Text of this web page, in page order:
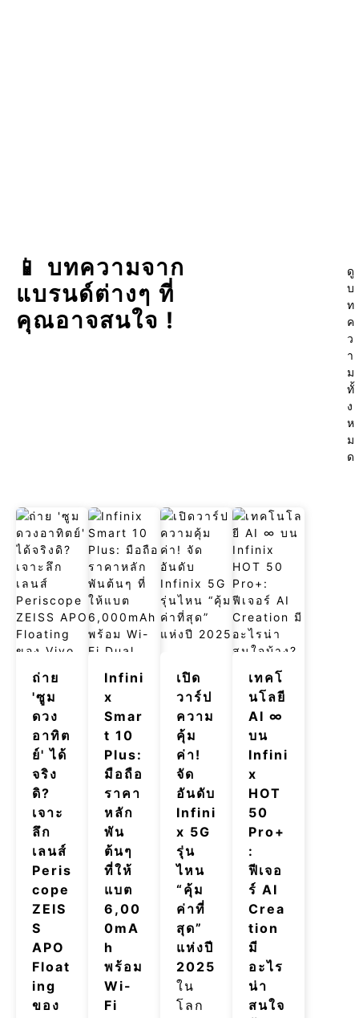
📱 บทความจาก
แบรนด์ต่างๆ ที่
คุณอาจสนใจ !
ดู
บ
ท
ค
ว
า
ม
ทั้
ง
ห
ม
ด
ถ่าย
'ซูม
ดวง
อาทิต
ย์' ได้
จริง
ดิ?
เจาะ
ลึก
เลนส์
Peris
cope
ZEIS
S
APO
Float
ing
ของ
Infini
x
Smar
t 10
Plus:
มือถือ
ราคา
หลัก
พัน
ต้นๆ
ที่ให้
แบต
6,00
0mA
h
พร้อม
Wi-
Fi
เปิด
วาร์ป
ความ
คุ้ม
ค่า!
จัด
อันดับ
Infini
x 5G
รุ่น
ไหน
“คุ้ม
ค่าที่
สุด”
แห่งปี
2025
ใน
โลก
เทคโ
นโลยี
AI ∞
บน
Infini
x
HOT
50
Pro+
:
ฟีเจอ
ร์ AI
Crea
tion
มี
อะไร
น่า
สนใจ